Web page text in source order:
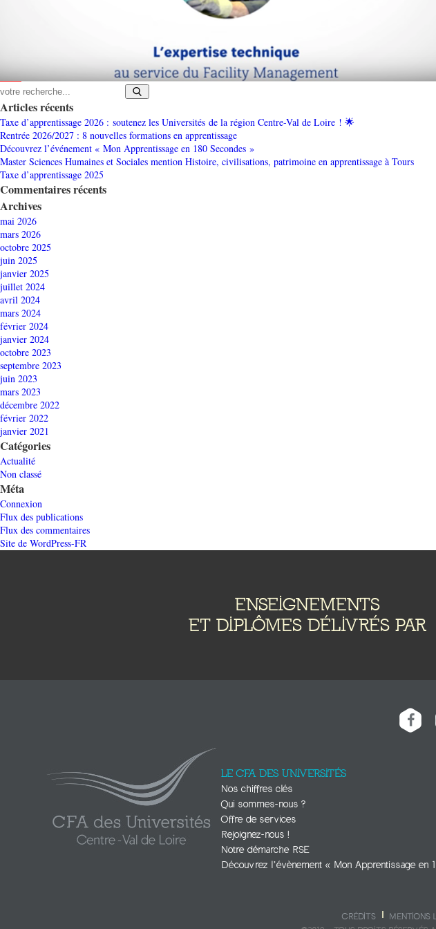
Articles récents
Taxe d’apprentissage 2026 : soutenez les Universités de la région Centre-Val de Loire ! 🌟
Rentrée 2026/2027 : 8 nouvelles formations en apprentissage
Découvrez l’événement « Mon Apprentissage en 180 Secondes »
Master Sciences Humaines et Sociales mention Histoire, civilisations, patrimoine en apprentissage à Tours
Taxe d’apprentissage 2025
Commentaires récents
Archives
mai 2026
mars 2026
octobre 2025
juin 2025
janvier 2025
juillet 2024
avril 2024
mars 2024
février 2024
janvier 2024
octobre 2023
septembre 2023
juin 2023
mars 2023
décembre 2022
février 2022
janvier 2021
Catégories
Actualité
Non classé
Méta
Connexion
Flux des publications
Flux des commentaires
Site de WordPress-FR
ENSEIGNEMENTS
ET DIPLÔMES DÉLIVRÉS PAR
LE CFA DES UNIVERSITÉS
Nos chiffres clés
Qui sommes-nous ?
Offre de services
Rejoignez-nous !
Notre démarche RSE
Découvrez l’évènement « Mon Apprentissage en
CRÉDITS MENTIONS